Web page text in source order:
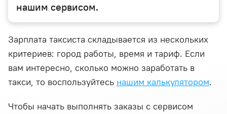
нашим сервисом.
Зарплата таксиста складывается из нескольких
критериев: город работы, время и тариф. Если
вам интересно, сколько можно заработать в
такси, то воспользуйтесь нашим калькулятором.
Чтобы начать выполнять заказы с сервисом